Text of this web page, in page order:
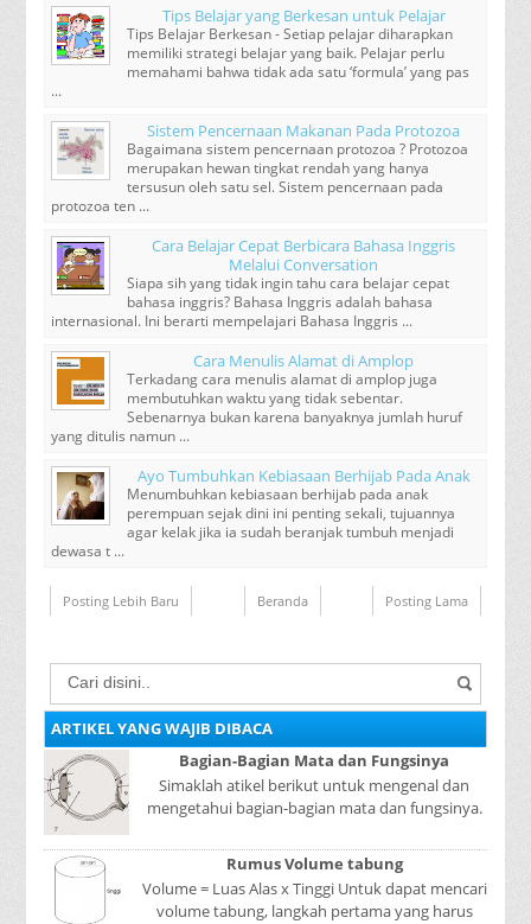
Tips Belajar yang Berkesan untuk Pelajar
Tips Belajar Berkesan - Setiap pelajar diharapkan
memiliki strategi belajar yang baik. Pelajar perlu
memahami bahwa tidak ada satu ‘formula’ yang pas
...
Sistem Pencernaan Makanan Pada Protozoa
Bagaimana sistem pencernaan protozoa ? Protozoa
merupakan hewan tingkat rendah yang hanya
tersusun oleh satu sel. Sistem pencernaan pada
protozoa ten ...
Cara Belajar Cepat Berbicara Bahasa Inggris
Melalui Conversation
Siapa sih yang tidak ingin tahu cara belajar cepat
bahasa inggris? Bahasa Inggris adalah bahasa
internasional. Ini berarti mempelajari Bahasa Inggris ...
Cara Menulis Alamat di Amplop
Terkadang cara menulis alamat di amplop juga
membutuhkan waktu yang tidak sebentar.
Sebenarnya bukan karena banyaknya jumlah huruf
yang ditulis namun ...
Ayo Tumbuhkan Kebiasaan Berhijab Pada Anak
Menumbuhkan kebiasaan berhijab pada anak
perempuan sejak dini ini penting sekali, tujuannya
agar kelak jika ia sudah beranjak tumbuh menjadi
dewasa t ...
Posting Lebih Baru Posting Lama
Beranda
ARTIKEL YANG WAJIB DIBACA
Bagian-Bagian Mata dan Fungsinya
Simaklah atikel berikut untuk mengenal dan
mengetahui bagian-bagian mata dan fungsinya.
mer...
Rumus Volume tabung
Volume = Luas Alas x Tinggi Untuk dapat mencari
volume tabung, langkah pertama yang harus